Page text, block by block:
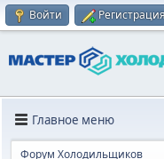
Войти
Главное меню
Форум Холодильщиков